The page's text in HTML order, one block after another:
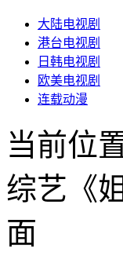
大陆电视剧
港台电视剧
日韩电视剧
欧美电视剧
连载动漫
当前位置
综艺《
面